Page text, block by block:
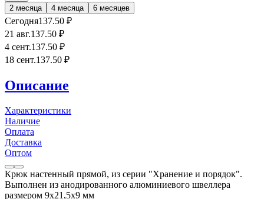
2 месяца 4 месяца 6 месяцев
Сегодня137.50 ₽
21 авг.137.50 ₽
4 сент.137.50 ₽
18 сент.137.50 ₽
Описание
Характеристики
Наличие
Оплата
Доставка
Оптом
Крюк настенный прямой, из серии "Хранение и порядок".
Выполнен из анодированного алюминиевого швеллера
размером 9х21,5х9 мм